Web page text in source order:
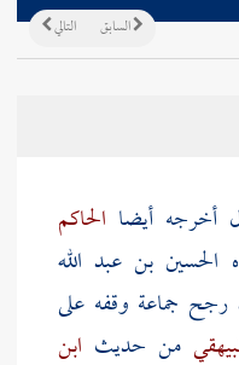
التالي السابق
أخرجه أيضا الحاكم
الحسين بن عبد الله
جماعة وقفه على
من حديث ابن